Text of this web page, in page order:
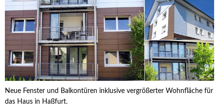
Neue Fenster und Balkontüren inklusive vergrößerter Wohnfläche für
das Haus in Haßfurt.